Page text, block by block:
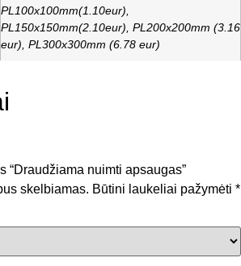
PL100x100mm(1.10eur),
PL150x150mm(2.10eur), PL200x200mm (3.16
eur), PL300x300mm (6.78 eur)
“Draudžiama nuimti apsaugas”
skelbiamas. Būtini laukeliai pažymėti *